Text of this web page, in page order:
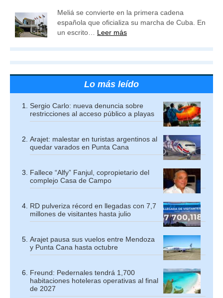
Meliá se convierte en la primera cadena
española que oficializa su marcha de Cuba. En
un escrito… Leer más
Lo más leído
Sergio Carlo: nueva denuncia sobre
restricciones al acceso público a playas
Arajet: malestar en turistas argentinos al
quedar varados en Punta Cana
Fallece “Alfy” Fanjul, copropietario del
complejo Casa de Campo
RD pulveriza récord en llegadas con 7,7
millones de visitantes hasta julio
Arajet pausa sus vuelos entre Mendoza
y Punta Cana hasta octubre
Freund: Pedernales tendrá 1,700
habitaciones hoteleras operativas al final
de 2027